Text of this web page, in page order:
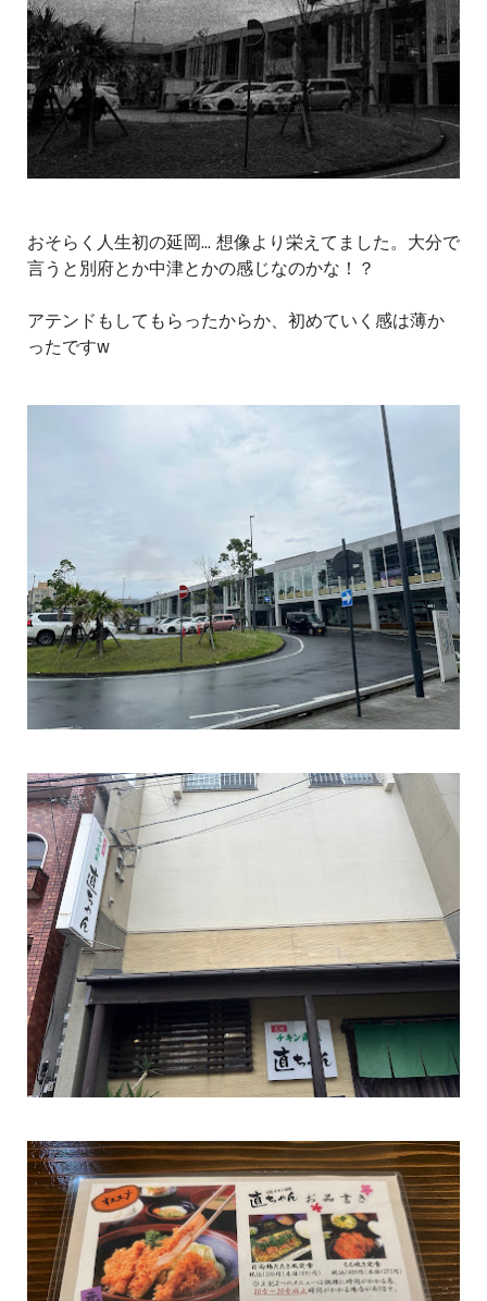
おそらく人生初の延岡... 想像より栄えてました。大分で
言うと別府とか中津とかの感じなのかな！？
アテンドもしてもらったからか、初めていく感は薄か
ったですw